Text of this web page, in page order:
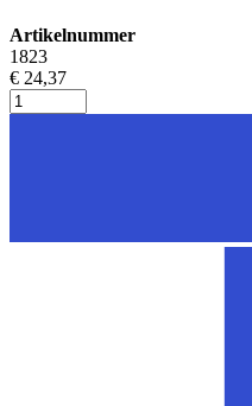
Artikelnummer
1823
€ 24,37